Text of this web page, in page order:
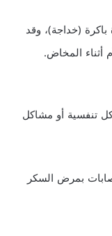
(خداجة)، وقد
المخاض.
تنفسية أو مشاكل
بمرض السكر